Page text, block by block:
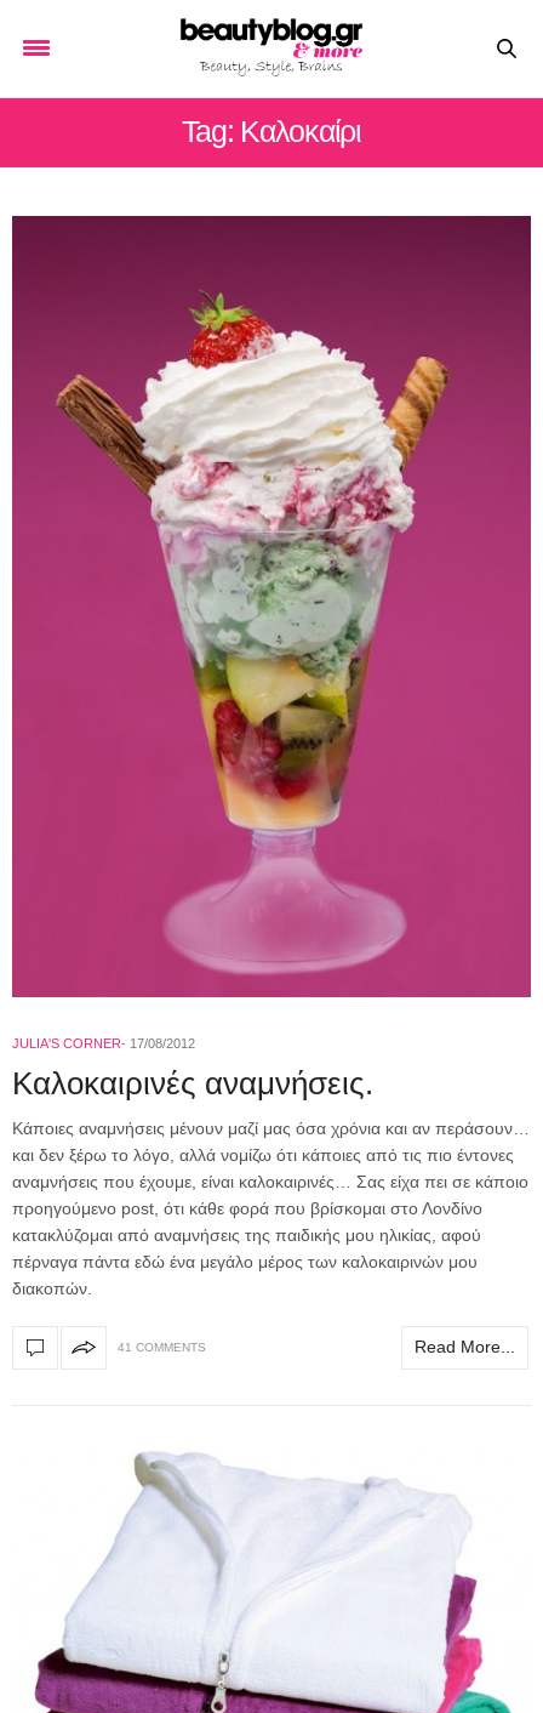
Tag: Kαλοκαίρι
JULIA'S CORNER 17/08/2012
Καλοκαιρινές αναμνήσεις.
Κάποιες αναμνήσεις μένουν μαζί μας όσα χρόνια και αν περάσουν…
και δεν ξέρω το λόγο, αλλά νομίζω ότι κάποιες από τις πιο έντονες
αναμνήσεις που έχουμε, είναι καλοκαιρινές… Σας είχα πει σε κάποιο
προηγούμενο post, ότι κάθε φορά που βρίσκομαι στο Λονδίνο
κατακλύζομαι από αναμνήσεις της παιδικής μου ηλικίας, αφού
πέρναγα πάντα εδώ ένα μεγάλο μέρος των καλοκαιρινών μου
διακοπών.
41 COMMENTS Read More...